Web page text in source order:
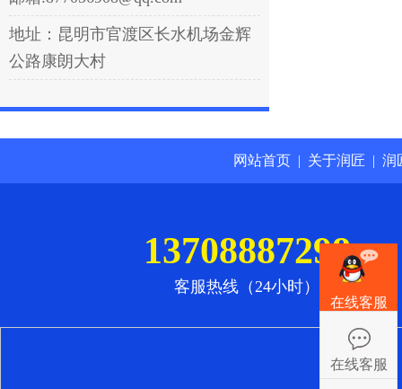
地址：昆明市官渡区长水机场金辉
公路康朗大村
网站首页 | 关于润匠 | 润
13708887298
客服热线（24小时）
在线客服
在线客服